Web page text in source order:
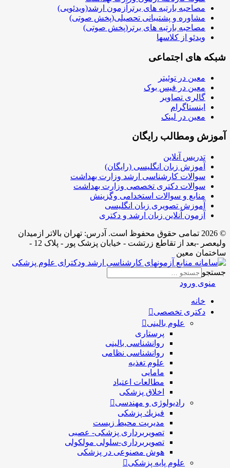
مصاحبه بارتبه های برترآزمون ارشد(ویدئویی)
مشاوره و پشتیبانی تحصیلی(پخش صوتی)
مصاحبه بارتبه های برتر(پخش صوتی)
ویدئو از کلاسها
شبکه های اجتماعی
معین در توئیتر
معین در فیس بوک
گالری تصاویر
اینستاگرام
معین در لینک
آموزش ومطالب رایگان
تدریس آنلاین
آموزش زبان انگلیسی (رایگان)
سوالات کارشناسی ارشد وزارت بهداشت
سوالات دکتری تخصصی وزارت بهداشت
منابع و سوالات استخدامی وگزینش
آموزش تصویری زبان انگلیسی
آزمون آنلاین زبان ارشد و دکتری
© 2026 تمامی حقوق محفوظ است. آدرس:‌ تهران بالاتر ازمیدان
ولیعصر -بعد از تقاطع زرتشت - خیابان پزشک پور - پلاک 12 -
ساختمان معین
جستجو
منوی ورود
خانه
دکتری تخصصی
علوم بالینی
پرستاری
روانشناسی بالینی
روانشناسی نظامی
علوم تغذیه
مامایی
مطالعات اعتیاد
اخلاق پزشکی
رادیولوژی و مهندسی
فيزيك پزشکی
مدیریت محیط زیست
تصویربرداری پزشکی- عصبی
تصویربرداری-سلولی مولکولی
هوش مصنوعی در پزشکی
علوم پایه پزشکی